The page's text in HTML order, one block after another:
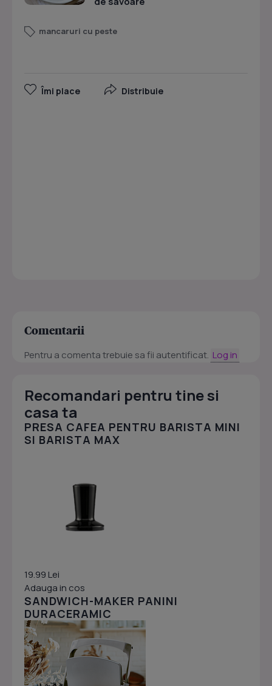
mancaruri cu peste
Îmi place Distribuie
Comentarii
Pentru a comenta trebuie sa fii autentificat. Log in
Recomandari pentru tine si
casa ta
PRESA CAFEA PENTRU BARISTA MINI
SI BARISTA MAX
19.99 Lei
Adauga in cos
SANDWICH-MAKER PANINI
DURACERAMIC